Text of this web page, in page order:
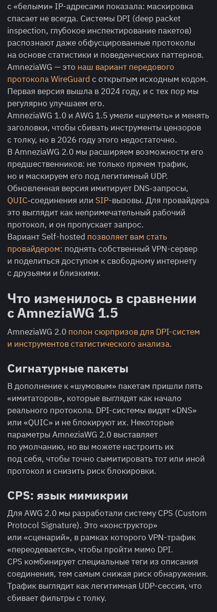
с «белыми» IP-адресами показала: маскировка
спасает не всегда. Системы DPI (deep packet
inspection, глубокое инспектирование пакетов)
распознают даже обфусцированные протоколы
на основе статистики и поведенческих паттернов.
AmneziaWG — это наш вариант передового
протокола WireGuard с открытым исходным кодом.
Первая версия вышла в 2024 году, и с тех пор мы
регулярно улучшаем его.
AmneziaWG 1.0 и AWG 1.5 умели «шуметь» и менять
заголовки, чтобы сбивать инструменты цензоров
с толку, но в 2026 году этого недостаточно.
В AmneziaWG 2.0 мы расширяем возможности его
предшественников: не только прячем трафик,
но и маскируем его под легитимный UDP.
Обновленная версия имитирует DNS‑запросы,
QUIC‑соединения или SIP-вызовы. Для провайдера
это выглядит как непримечательный рабочий
протокол, и он пропускает запрос.
Вариант Self-hosted позволяет вам стать
провайдером: поднять собственный VPN-сервер
и поделиться доступом к свободному интернету
с друзьями и близкими.
Что изменилось в сравнении
с AmneziaWG 1.5
AmneziaWG 2.0 полон сюрпризов для DPI-систем
и инструментов статистического анализа.
Сигнатурные пакеты
В дополнение к «шумовым» пакетам пришли пять
«имитаторов», которые выглядят как начало
реального протокола. DPI-системы видят «DNS»
или «QUIC» и не блокируют их. Некоторые
параметры AmneziaWG 2.0 выставляет
по умолчанию, но вы можете настроить их
под себя, чтобы точно сымитировать тот или иной
протокол и снизить риск блокировки.
CPS: язык мимикрии
Для AWG 2.0 мы разработали систему CPS (Custom
Protocol Signature). Это «конструктор»
или «сценарий», в рамках которого VPN-трафик
«переодевается», чтобы пройти мимо DPI.
CPS комбинирует специальные теги из описания
соединения, тем самым снижая риск обнаружения.
Трафик выглядит как легитимная UDP-сессия, что
сбивает фильтры с толку.